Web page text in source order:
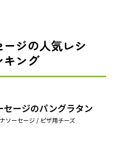
ジの人気レシ
キング
セージのパングラタン
ソーセージ / ピザ用チーズ